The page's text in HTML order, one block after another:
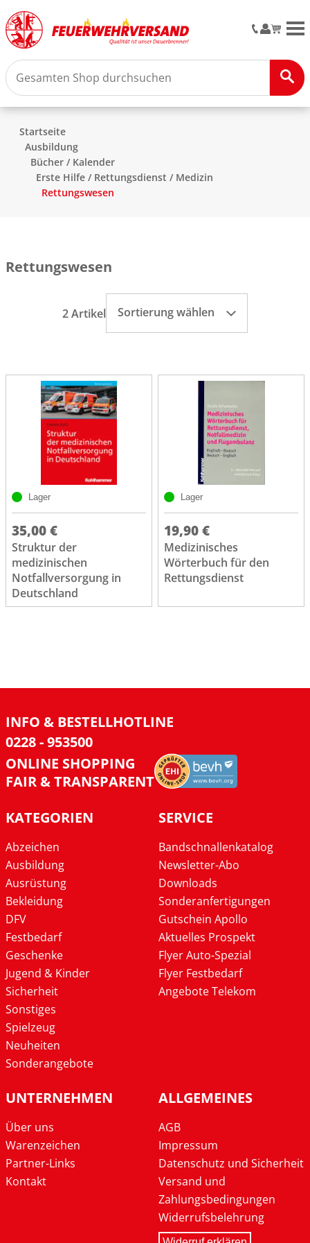
Startseite
Ausbildung
Bücher / Kalender
Erste Hilfe / Rettungsdienst / Medizin
Rettungswesen
Rettungswesen
2 Artikel Sortierung wählen
Lager
35,00 €
Struktur der
medizinischen
Notfallversorgung in
Deutschland
Lager
19,90 €
Medizinisches
Wörterbuch für den
Rettungsdienst
INFO & BESTELLHOTLINE
0228 - 953500
ONLINE SHOPPING
FAIR & TRANSPARENT
KATEGORIEN
Abzeichen
Ausbildung
Ausrüstung
Bekleidung
DFV
Festbedarf
Geschenke
Jugend & Kinder
Sicherheit
Sonstiges
Spielzeug
Neuheiten
Sonderangebote
SERVICE
Bandschnallenkatalog
Newsletter-Abo
Downloads
Sonderanfertigungen
Gutschein Apollo
Aktuelles Prospekt
Flyer Auto-Spezial
Flyer Festbedarf
Angebote Telekom
UNTERNEHMEN
Über uns
Warenzeichen
Partner-Links
Kontakt
ALLGEMEINES
AGB
Impressum
Datenschutz und Sicherheit
Versand und
Zahlungsbedingungen
Widerrufsbelehrung